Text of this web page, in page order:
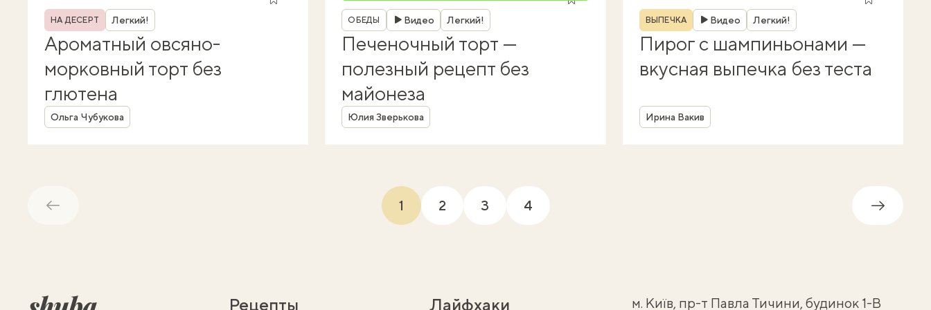
Рубрика
НА ДЕСЕРТ Легкий!
Ароматный овсяно-
морковный торт без
глютена
Автор
Ольга Чубукова
Рубрика
ОБЕДЫ Видео Легкий!
Печеночный торт —
полезный рецепт без
майонеза
Автор
Юлия Зверькова
Рубрика
ВЫПЕЧКА Видео Легкий!
Пирог с шампиньонами —
вкусная выпечка без теста
Автор
Ирина Вакив
Обратно 1(current)
2 3 4 Дальше
Рецепты Лайфхаки м. Київ, пр-т Павла Тичини, будинок 1-В